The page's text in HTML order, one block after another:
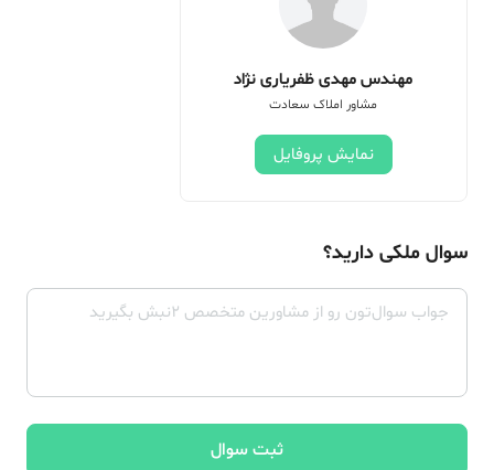
مهندس مهدی ظفریاری نژاد
مشاور املاک سعادت
نمایش پروفایل
سوال ملکی دارید؟
ثبت سوال